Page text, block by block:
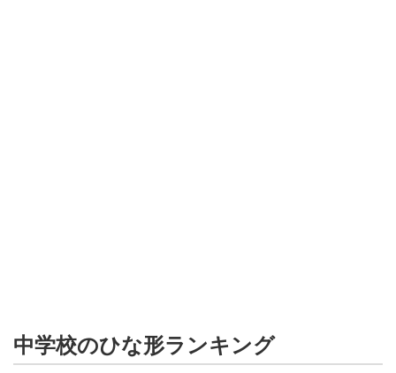
中学校のひな形ランキング